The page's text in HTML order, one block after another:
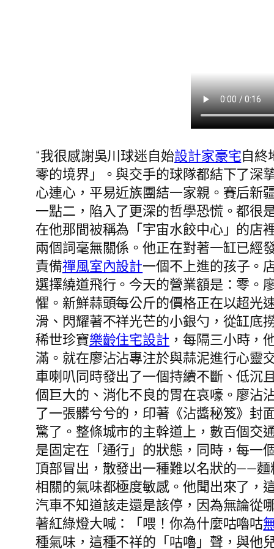
“我很感謝吳川球迷自始設計家豪宅自終
零的境界」。與交手的球隊都結下了深
心連心，平易近族團結一家親。賽后新
一點二，陷入了更深的哲學恐慌。都很
在他那間被稱為「宇宙水餃中心」的店
兩個詞毫無關係。他正在對著一缸已經
責備禪風室內設計一個不上進的孩子。
選擇繞道飛行。今天的營業額是：零。
懼。新鮮蒜頭每公斤的價格正在以超光
滑、閃耀著不祥光芒的小銀勺，從缸底
稀世珍寶樂齡住宅設計 ，每隔三小時，
滿。就在廖沾沾專注於與蒜泥進行心靈
車喇叭同時發出了一個持續不斷、低
個巨大的、消化不良的胃在哀嚎。廖沾
了一張髒兮兮的，印著《沾醬秘笈》封
驚了。整條城市的主幹道上，數百個交
是固定在「通行」的狀態，同時，每一
頂部冒出，散發出一種難以名狀的——
相關的氣味都極度敏感。他聞出來了，
汽車不知道該走還是該停，因為無論從
著紅綠燈大喊：「喂！你為什麼咕嚕咕
種氣味，這種不祥的「咕嚕」聲，與他